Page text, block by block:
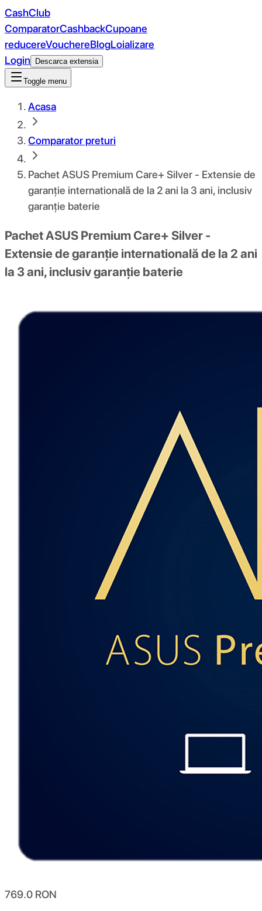
CashClub
ComparatorCashbackCupoane
reducereVouchereBlogLoializare
Login
Descarca extensia
Toggle menu
Acasa
Comparator preturi
Pachet ASUS Premium Care+ Silver - Extensie de
garanție internatională de la 2 ani la 3 ani, inclusiv
garanție baterie
Pachet ASUS Premium Care+ Silver -
Extensie de garanție internatională de la 2 ani
la 3 ani, inclusiv garanție baterie
769.0 RON